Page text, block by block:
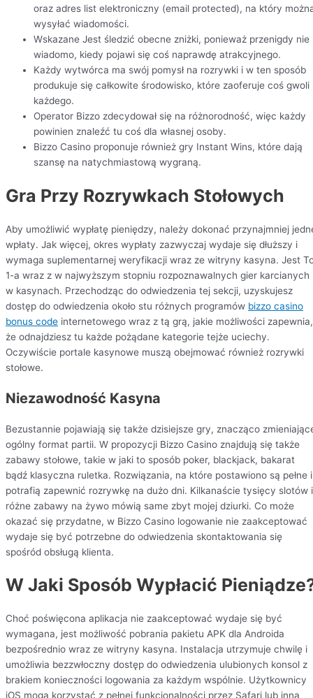
oraz adres list elektroniczny (email protected), na który
wysyłać wiadomości.
Wskazane Jest śledzić obecne zniżki, ponieważ przenigdy nie
wiadomo, kiedy pojawi się coś naprawdę atrakcyjnego.
Każdy wytwórca ma swój pomysł na rozrywki i w ten sposób
produkuje się całkowite środowisko, które zaoferuje coś gwoli
każdego.
Operator Bizzo zdecydował się na różnorodność, więc każdy
powinien znaleźć tu coś dla własnej osoby.
Bizzo Casino proponuje również gry Instant Wins, które dają
szansę na natychmiastową wygraną.
Gra Przy Rozrywkach Stołowych
Aby umożliwić wypłatę pieniędzy, należy dokonać przynajmniej
wpłaty. Jak więcej, okres wypłaty zazwyczaj wydaje się dłuższy i
wymaga suplementarnej weryfikacji wraz ze witryny kasyna. Jest
1-a wraz z w najwyższym stopniu rozpoznawalnych gier karcianych
w kasynach. Przechodząc do odwiedzenia tej sekcji, uzyskujesz
dostęp do odwiedzenia około stu różnych programów bizzo casino
bonus code internetowego wraz z tą grą, jakie możliwości zapewnia,
że odnajdziesz tu każde pożądane kategorie tejże uciechy.
Oczywiście portale kasynowe muszą obejmować również rozrywki
stołowe.
Niezawodność Kasyna
Bezustannie pojawiają się także dzisiejsze gry, znacząco
ogólny format partii. W propozycji Bizzo Casino znajdują się także
zabawy stołowe, takie w jaki to sposób poker, blackjack, bakarat
bądź klasyczna ruletka. Rozwiązania, na które postawiono są pełne i
potrafią zapewnić rozrywkę na dużo dni. Kilkanaście tysięcy slotów i
różne zabawy na żywo mówią same zbyt mojej dziurki. Co może
okazać się przydatne, w Bizzo Casino logowanie nie zaakceptować
wydaje się być potrzebne do odwiedzenia skontaktowania się
spośród obsługą klienta.
W Jaki Sposób Wypłacić
Choć poświęcona aplikacja nie zaakceptować wydaje się być
wymagana, jest możliwość pobrania pakietu APK dla Androida
bezpośrednio wraz ze witryny kasyna. Instalacja utrzymuje chwilę i
umożliwia bezzwłoczny dostęp do odwiedzenia ulubionych konsol z
brakiem konieczności logowania za każdym wspólnie. Użytkownicy
iOS mogą korzystać z pełnej funkcjonalności przez Safari lub inną